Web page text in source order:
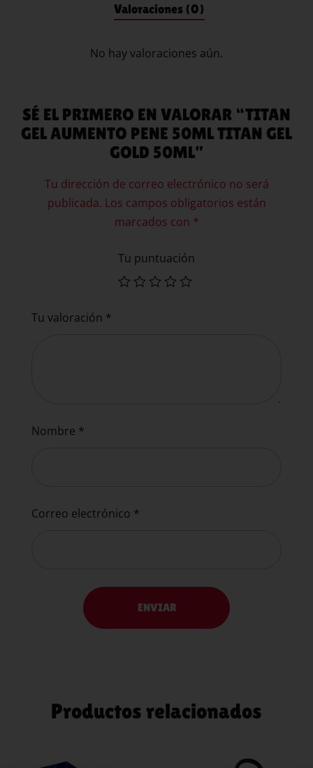
Valoraciones (0)
No hay valoraciones aún.
SÉ EL PRIMERO EN VALORAR “TITAN
GEL AUMENTO PENE 50ML TITAN GEL
GOLD 50ML”
Tu dirección de correo electrónico no será
publicada. Los campos obligatorios están
marcados con *
Tu puntuación
Tu valoración *
Nombre *
Correo electrónico *
Productos relacionados